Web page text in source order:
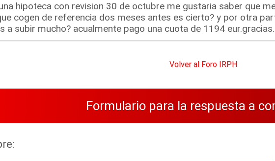
hipoteca con revision 30 de octubre me gustaria saber que
cogen de referencia dos meses antes es cierto? y por otra
a subir mucho? acualmente pago una cuota de 1194 eur.gracias.
Volver al Foro IRPH
Formulario para la respuesta a